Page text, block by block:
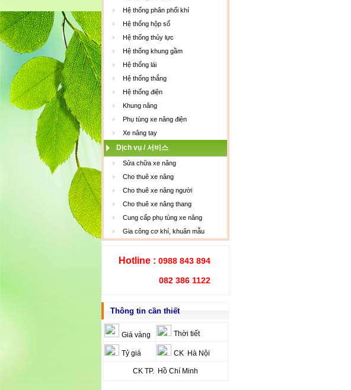
Hệ thống phân phối khí
Hệ thống hộp số
Hệ thống thủy lực
Hệ thống khung gầm
Hệ thống lái
Hệ thống thắng
Hệ thống điện
Khung nâng
Phụ tùng xe nâng điện
Xe nâng tay
Dịch vụ / 서비스
Sửa chữa xe nâng
Cho thuê xe nâng
Cho thuê xe nâng người
Cho thuê xe nâng thang
Cung cấp phụ tùng xe nâng
Gia công cơ khí, khuân mẫu
Hotline : 0988 843 894
082 386 1122
Thông tin cần thiết
Giá vàng Thời tiết
Tỷ giá CK Hà Nội
CK TP. Hồ Chí Minh